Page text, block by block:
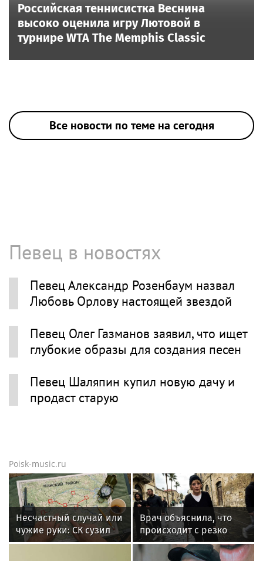
Российская теннисистка Веснина
высоко оценила игру Лютовой в
турнире WTA The Memphis Classic
Все новости по теме на сегодня
Певец в новостях
Певец Александр Розенбаум назвал
Любовь Орлову настоящей звездой
Певец Олег Газманов заявил, что ищет
глубокие образы для создания песен
Певец Шаляпин купил новую дачу и
продаст старую
Poisk-music.ru
Несчастный случай или
чужие руки: СК сузил
загадку Усольцевых до
Врач объяснила, что
происходит с резко
похудевшей Пугачёвой:
"Вылечить уже нельзя"